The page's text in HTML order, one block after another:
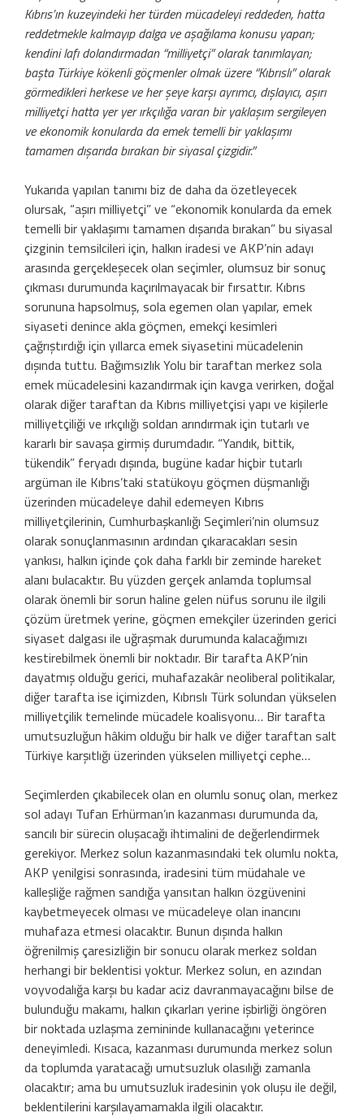
Kıbrıs’ın kuzeyindeki her türden mücadeleyi reddeden, hatta
reddetmekle kalmayıp dalga ve aşağılama konusu yapan;
kendini lafı dolandırmadan “milliyetçi” olarak tanımlayan;
başta Türkiye kökenli göçmenler olmak üzere “Kıbrıslı” olarak
görmedikleri herkese ve her şeye karşı ayrımcı, dışlayıcı, aşırı
milliyetçi hatta yer yer ırkçılığa varan bir yaklaşım sergileyen
ve ekonomik konularda da emek temelli bir yaklaşımı
tamamen dışarıda bırakan bir siyasal çizgidir.”
Yukarıda yapılan tanımı biz de daha da özetleyecek
olursak, “aşırı milliyetçi” ve “ekonomik konularda da emek
temelli bir yaklaşımı tamamen dışarıda bırakan” bu siyasal
çizginin temsilcileri için, halkın iradesi ve AKP’nin adayı
arasında gerçekleşecek olan seçimler, olumsuz bir sonuç
çıkması durumunda kaçırılmayacak bir fırsattır. Kıbrıs
sorununa hapsolmuş, sola egemen olan yapılar, emek
siyaseti denince akla göçmen, emekçi kesimleri
çağrıştırdığı için yıllarca emek siyasetini mücadelenin
dışında tuttu. Bağımsızlık Yolu bir taraftan merkez sola
emek mücadelesini kazandırmak için kavga verirken, doğal
olarak diğer taraftan da Kıbrıs milliyetçisi yapı ve kişilerle
milliyetçiliği ve ırkçılığı soldan arındırmak için tutarlı ve
kararlı bir savaşa girmiş durumdadır. “Yandık, bittik,
tükendik” feryadı dışında, bugüne kadar hiçbir tutarlı
argüman ile Kıbrıs’taki statükoyu göçmen düşmanlığı
üzerinden mücadeleye dahil edemeyen Kıbrıs
milliyetçilerinin, Cumhurbaşkanlığı Seçimleri’nin olumsuz
olarak sonuçlanmasının ardından çıkaracakları sesin
yankısı, halkın içinde çok daha farklı bir zeminde hareket
alanı bulacaktır. Bu yüzden gerçek anlamda toplumsal
olarak önemli bir sorun haline gelen nüfus sorunu ile ilgili
çözüm üretmek yerine, göçmen emekçiler üzerinden gerici
siyaset dalgası ile uğraşmak durumunda kalacağımızı
kestirebilmek önemli bir noktadır. Bir tarafta AKP’nin
dayatmış olduğu gerici, muhafazakâr neoliberal politikalar,
diğer tarafta ise içimizden, Kıbrıslı Türk solundan yükselen
milliyetçilik temelinde mücadele koalisyonu… Bir tarafta
umutsuzluğun hâkim olduğu bir halk ve diğer taraftan salt
Türkiye karşıtlığı üzerinden yükselen milliyetçi cephe…
Seçimlerden çıkabilecek olan en olumlu sonuç olan, merkez
sol adayı Tufan Erhürman’ın kazanması durumunda da,
sancılı bir sürecin oluşacağı ihtimalini de değerlendirmek
gerekiyor. Merkez solun kazanmasındaki tek olumlu nokta,
AKP yenilgisi sonrasında, iradesini tüm müdahale ve
kalleşliğe rağmen sandığa yansıtan halkın özgüvenini
kaybetmeyecek olması ve mücadeleye olan inancını
muhafaza etmesi olacaktır. Bunun dışında halkın
öğrenilmiş çaresizliğin bir sonucu olarak merkez soldan
herhangi bir beklentisi yoktur. Merkez solun, en azından
voyvodalığa karşı bu kadar aciz davranmayacağını bilse de
bulunduğu makamı, halkın çıkarları yerine işbirliği öngören
bir noktada uzlaşma zemininde kullanacağını yeterince
deneyimledi. Kısaca, kazanması durumunda merkez solun
da toplumda yaratacağı umutsuzluk olasılığı zamanla
olacaktır; ama bu umutsuzluk iradesinin yok oluşu ile değil,
beklentilerini karşılayamamakla ilgili olacaktır.